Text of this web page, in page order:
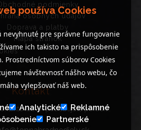
podmienky
osobných údajov
Doprava a platby
Mapa stránok
Kontakt
ak potrebujete poradiť..
používa Cookies
nevyhnuté pre správne fungovanie
ich takisto na prispôsobenie
Prostredníctvom súborov Cookies
návštevnosť nášho webu, čo
vylepšovať náš web.
Analytické
Reklamné
Partnerské